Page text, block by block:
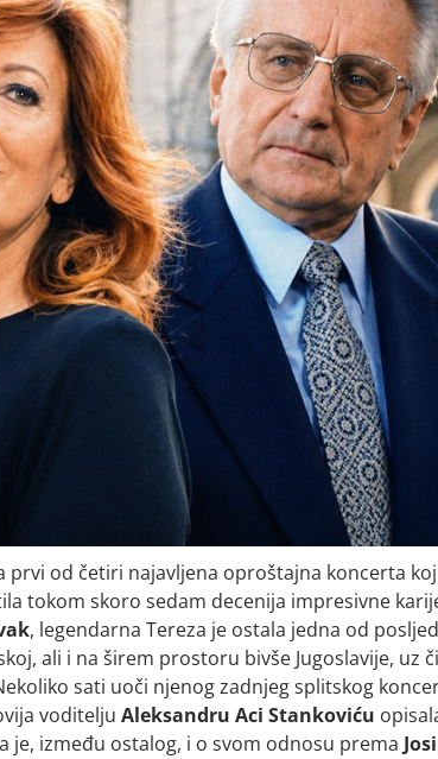
prvi od četiri najavljena oproštajna koncerta
tokom skoro sedam decenija impresivne
, legendarna Tereza je ostala jedna od
ali i na širem prostoru bivše Jugoslavije, uz
sati uoči njenog zadnjeg splitskog
voditelju Aleksandru Aci Stankoviću
je, između ostalog, i o svom odnosu prema